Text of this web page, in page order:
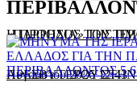
«ΠΑΡΡΗΣΙΑ» ΤΗΣ
Αυγούστου 2026 12:43
Η ΠΡΟΟΔΟΣ ΤΟΥ
ΠΡΕΣΒΥΤΕΡΟΥ